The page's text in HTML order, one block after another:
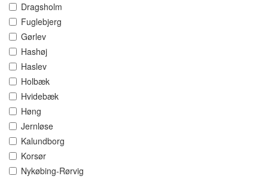
Dragsholm
Fuglebjerg
Gørlev
Hashøj
Haslev
Holbæk
Hvidebæk
Høng
Jernløse
Kalundborg
Korsør
Nykøbing-Rørvig